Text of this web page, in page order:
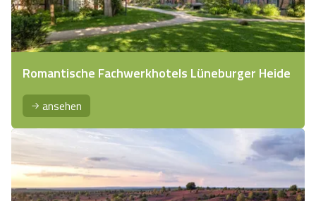
Romantische Fachwerkhotels Lüneburger Heide
ansehen